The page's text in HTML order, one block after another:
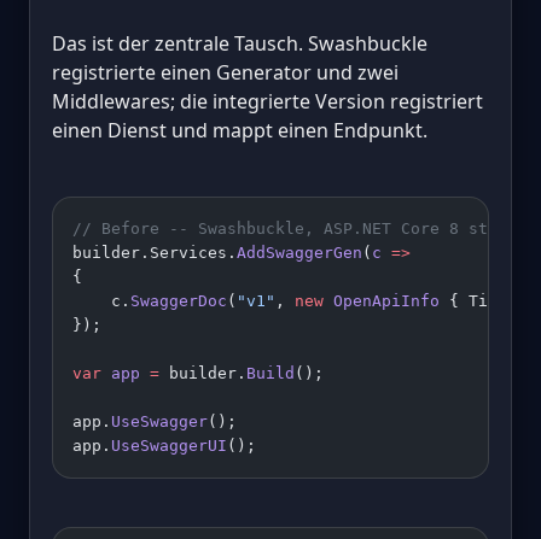
Das ist der zentrale Tausch. Swashbuckle
registrierte einen Generator und zwei
Middlewares; die integrierte Version registriert
einen Dienst und mappt einen Endpunkt.
// Before -- Swashbuckle, ASP.NET Core 8 style
builder.Services. AddSwaggerGen ( c =>
{
    c.
SwaggerDoc ( "v1" , new OpenApiInfo { Title
});
var app = builder. Build ();
app. UseSwagger();
app. UseSwaggerUI ();